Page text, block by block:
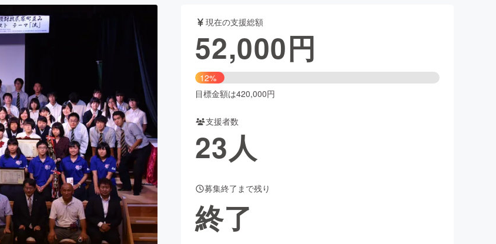
舞台・パフォーマンス
フード・飲食店 ファッション
雑誌出版 アニメ・漫画
ンジ ビューティー・ヘルスケア
CAMPFIRE for Social Good CAMPFIRE Creation
CAMPFIREふるさと納税machi-ya コミュニティ
現在の支援総額
52,000円
12%
目標金額は420,000円
支援者数
23人
募集終了まで残り
終了